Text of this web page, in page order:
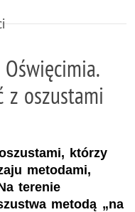
z oszustami
którzy
metodami,
terenie
metodą „na